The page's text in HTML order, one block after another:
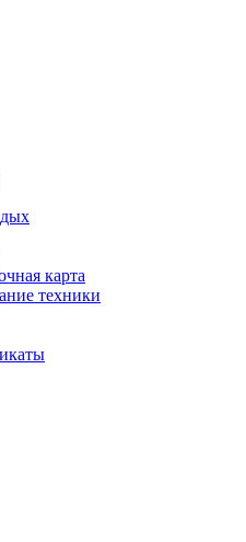
карта
техники